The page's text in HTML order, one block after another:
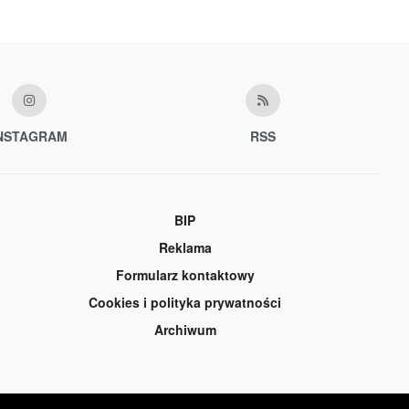
RSS
BIP
Reklama
Formularz kontaktowy
Cookies i polityka prywatności
Archiwum